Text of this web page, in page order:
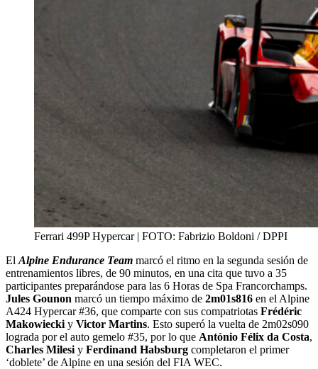
Ferrari 499P Hypercar | FOTO: Fabrizio Boldoni / DPPI
El Alpine Endurance Team marcó el ritmo en la segunda sesión de
entrenamientos libres, de 90 minutos, en una cita que tuvo a 35
participantes preparándose para las 6 Horas de Spa Francorchamps.
Jules Gounon marcó un tiempo máximo de 2m01s816 en el Alpine
A424 Hypercar #36, que comparte con sus compatriotas Frédéric
Makowiecki y Victor Martins. Esto superó la vuelta de 2m02s090
lograda por el auto gemelo #35, por lo que António Félix da Costa,
Charles Milesi y Ferdinand Habsburg completaron el primer
‘doblete’ de Alpine en una sesión del FIA WEC.